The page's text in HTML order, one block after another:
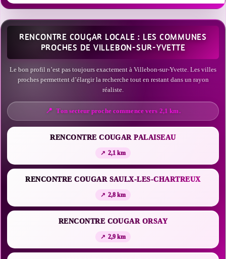
RENCONTRE COUGAR LOCALE : LES COMMUNES
PROCHES DE VILLEBON-SUR-YVETTE
Le bon profil n’est pas toujours exactement à Villebon-sur-Yvette. Les villes
proches permettent d’élargir la recherche tout en restant dans un rayon
réaliste.
Ton secteur proche commence vers 2,1 km.
RENCONTRE COUGAR PALAISEAU
2,1 km
RENCONTRE COUGAR SAULX-LES-CHARTREUX
2,8 km
RENCONTRE COUGAR ORSAY
2,9 km